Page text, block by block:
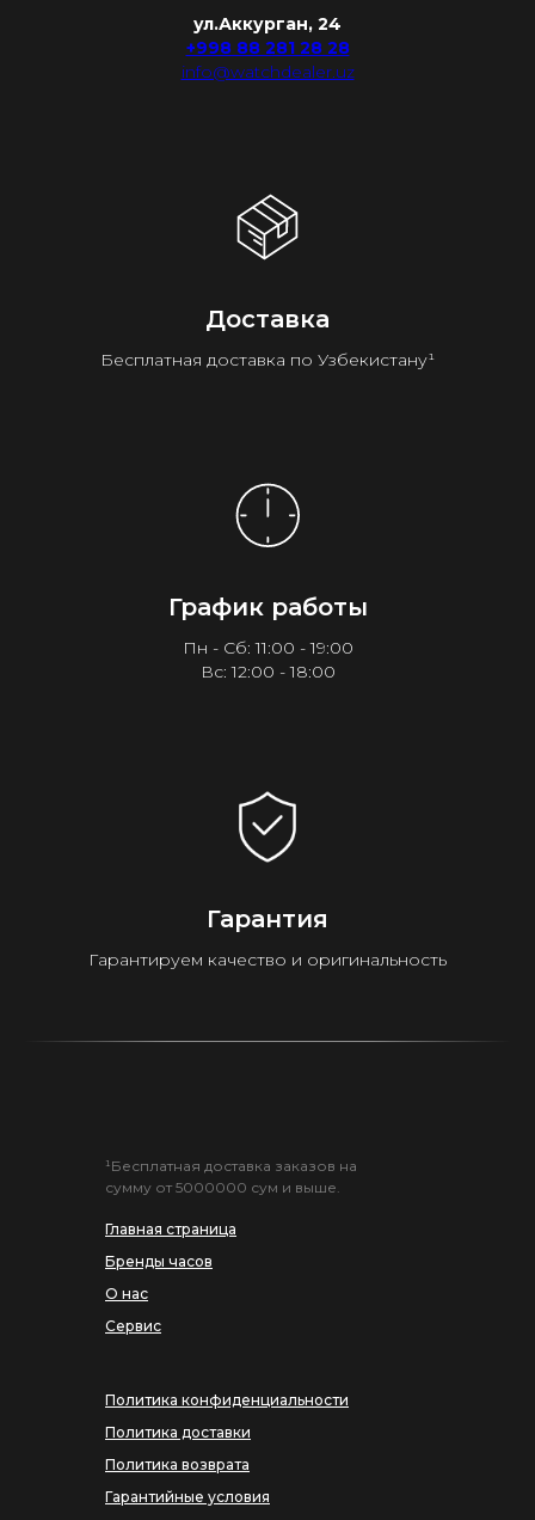
ул.Аккурган, 24
+998 88 281 28 28
info@watchdealer.uz
Доставка
Бесплатная доставка по Узбекистану¹
График работы
Пн - Сб: 11:00 - 19:00
Вс: 12:00 - 18:00
Гарантия
Гарантируем качество и оригинальность
Главная страница
Бренды часов
О нас
Сервис
¹Бесплатная доставка заказов на
сумму от 5000000 сум и выше.
Политика конфиденциальности
Политика доставки
Политика возврата
Гарантийные условия